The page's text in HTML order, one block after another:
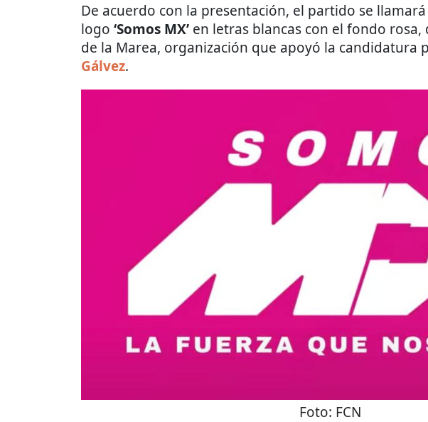
De acuerdo con la presentación, el partido se llamará
logo ‘Somos MX’ en letras blancas con el fondo
de la Marea, organización que apoyó la candidatura
Gálvez.
Foto: FCN